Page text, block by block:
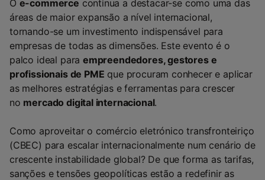
O e-commerce continua a destacar-se como uma das
áreas de maior expansão a nível internacional,
tornando-se um investimento indispensável para
empresas de todas as dimensões. Este evento é o
palco ideal paraempreendedores, gestores e
profissionais de PME que procuram conhecer e aplicar
as melhores estratégias e ferramentas para crescer
no mercado digital internacional.
Como aproveitar o comércio eletrónico transfronteiriço
(CBEC) para escalar internacionalmente num cenário de
crescente instabilidade global? De que forma as tarifas,
sanções e tensões geopolíticas estão a redefinir as